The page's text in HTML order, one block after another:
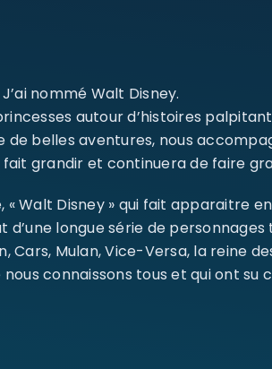
Se souvenir de moi
nommé Walt Disney.
autour d’histoires
belles aventures, nous
grandir et continuera de faire
Disney » qui fait apparaitre
d’une longue série de
Mulan, Vice-Versa, la reine
connaissons tous et qui ont